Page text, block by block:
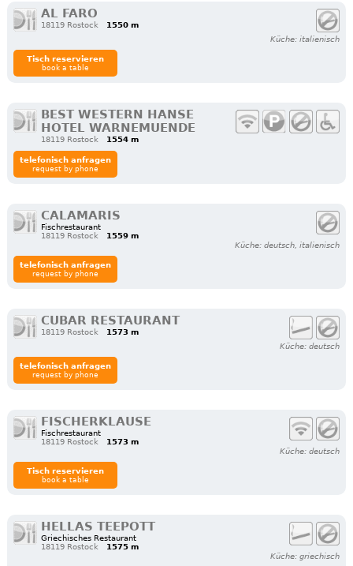
AL FARO
18119 Rostock
1550 m
Küche: italienisch
Tisch reservieren
book a table
BEST WESTERN HANSE
HOTEL WARNEMUENDE
18119 Rostock 1554 m
telefonisch anfragen
request by phone
CALAMARIS
Fischrestaurant
18119 Rostock
1559 m
Küche: deutsch, italienisch
telefonisch anfragen
request by phone
CUBAR RESTAURANT
18119 Rostock
1573 m
Küche: deutsch
telefonisch anfragen
request by phone
FISCHERKLAUSE
Fischrestaurant
18119 Rostock
1573 m
Küche: deutsch
Tisch reservieren
book a table
HELLAS TEEPOTT
Griechisches Restaurant
18119 Rostock
1575 m
Küche: griechisch